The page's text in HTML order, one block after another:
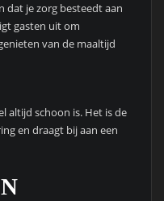
dat je zorg besteedt aan
gasten uit om
van de maaltijd
altijd schoon is. Het is de
en draagt bij aan een